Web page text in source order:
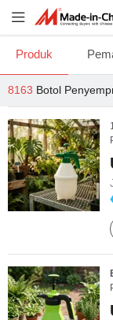
Produk
8163 Botol